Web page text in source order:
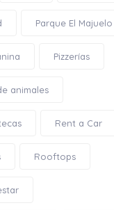
Parque El Majuelo
Pizzerías
animales
Rent a Car
Rooftops